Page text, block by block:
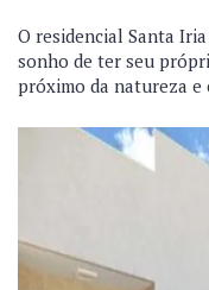
O residencial Santa
sonho de ter seu
próximo da natureza e